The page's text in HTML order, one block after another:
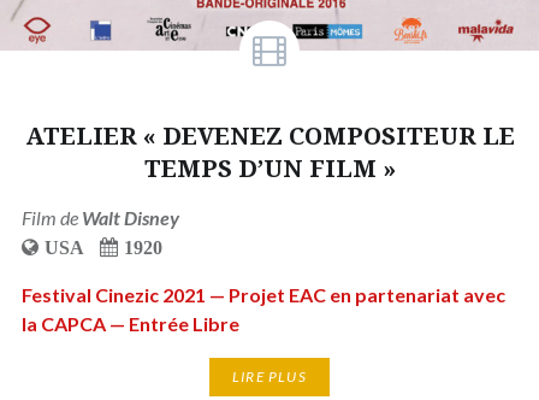
ATELIER « DEVENEZ COMPOSITEUR LE
TEMPS D’UN FILM »
Film de Walt Disney
USA 1920
Festival Cinezic 2021 — Projet EAC en partenariat avec
la CAPCA — Entrée Libre
LIRE PLUS